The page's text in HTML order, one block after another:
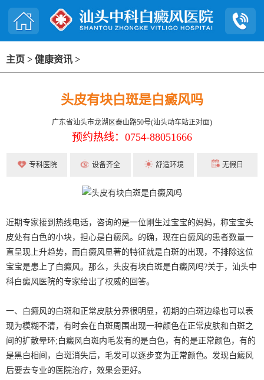
主页 > 健康资讯 >
头皮有块白斑是白癜风吗
广东省汕头市龙湖区泰山路50号(汕头动车站正对面)
预约热线：0754-88051666
专科医院 设备齐全 舒适环境 无假日
近期专家接到热线电话，咨询的是一位刚生过宝宝的妈妈，称宝宝头
皮处有白色的小块，担心是白癜风。的确，现在白癜风的患者数量一
直呈现上升趋势，而白癜风显著的特征就是白斑的出现，不排除这位
宝宝是患上了白癜风。那么，头皮有块白斑是白癜风吗?关于，汕头中
科白癜风医院的专家给出了权威的回答。
一、白癜风的白斑和正常皮肤分界很明显，初期的白斑边缘也可以表
现为模糊不清，有时会在白斑周围出现一种颜色在正常皮肤和白斑之
间的扩散晕环;白癜风白斑内毛发有的是白色，有的是正常颜色，有的
是黑白相间，白斑消失后，毛发可以逐步变为正常颜色。发现白癜风
后要去专业的医院治疗，效果会更好。